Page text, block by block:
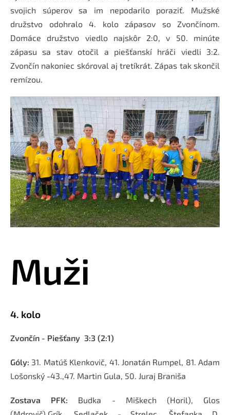
svojich súperov sa im nepodarilo poraziť. Mužské
družstvo odohralo 4. kolo zápasov so Zvončínom.
Domáce družstvo viedlo najskôr 2:0, v 50. minúte
zápasu sa stav otočil a piešťanskí hráči viedli 3:2.
Zvončín nakoniec skóroval aj tretíkrát. Zápas tak skončil
remízou.
Muži
4. kolo
Zvončín - Piešťany 3:3 (2:1)
Góly: 31. Matúš Klenkovič, 41. Jonatán Rumpel, 81. Adam
Lošonský -43.,47. Martin Gula, 50. Juraj Braniša
Zostava PFK: Budka - Miškech (Horil), Glos